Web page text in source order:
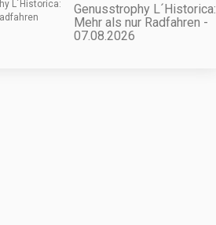
Genusstrophy L´Historica:
Mehr als nur Radfahren -
07.08.2026